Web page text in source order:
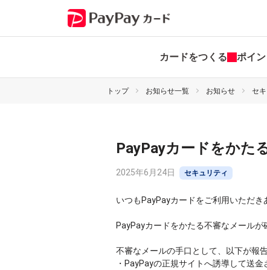
カードをつくる ポイ
トップ お知らせ一覧 お知らせ セ
PayPayカードをかた
2025年6月24日 セキュリティ
いつもPayPayカードをご利用いただき
PayPayカードをかたる不審なメールが
不審なメールの手口として、以下が報
・PayPayの正規サイトへ誘導して送金